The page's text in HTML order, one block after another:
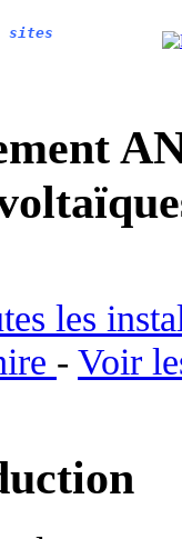
sites
les
- Voir